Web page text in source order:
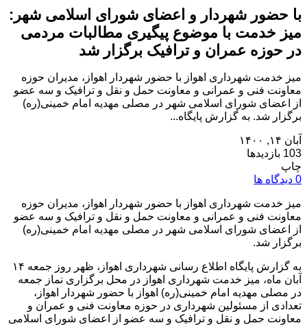
با حضور شهردار و اعضای شورای اسلامی شهر:
میز خدمت با موضوع پیگیری مطالبات مردمی
در حوزه عمران و ترافیک برگزار شد
میز خدمت شهرداری اهواز با حضور شهردار اهواز، مدیران حوزه
معاونت فنی و عمرانی و معاونت حمل و نقل و ترافیک و سه عضو
از اعضای شورای اسلامی شهر در مصلی مهدیه امام خمینی(ره)
برگزار شد. به گزارش پایگاه...
آبان ۱۴, ۱۴۰۰
103 بازدیدها
چاپ
0 دیدگاه ها
میز خدمت شهرداری اهواز با حضور شهردار اهواز، مدیران حوزه
معاونت فنی و عمرانی و معاونت حمل و نقل و ترافیک و سه عضو
از اعضای شورای اسلامی شهر در مصلی مهدیه امام خمینی(ره)
برگزار شد.
به گزارش پایگاه اطلاع رسانی شهرداری اهواز، ظهر روز جمعه ۱۴
آبان‌ ماه، میز خدمت شهرداری اهواز در محل برگزاری نماز جمعه
در مصلی مهدیه امام خمینی(ره) اهواز با حضور شهردار اهواز،
تعدادی از مسئولین شهرداری در حوزه معاونت فنی و عمران و
معاونت حمل و نقل و ترافیک و سه عضو از اعضای شورای اسلامی